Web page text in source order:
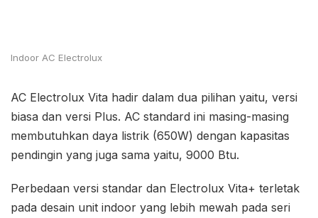
Indoor AC Electrolux
AC Electrolux Vita hadir dalam dua pilihan yaitu, versi
biasa dan versi Plus. AC standard ini masing-masing
membutuhkan daya listrik (650W) dengan kapasitas
pendingin yang juga sama yaitu, 9000 Btu.
Perbedaan versi standar dan Electrolux Vita+ terletak
pada desain unit indoor yang lebih mewah pada seri